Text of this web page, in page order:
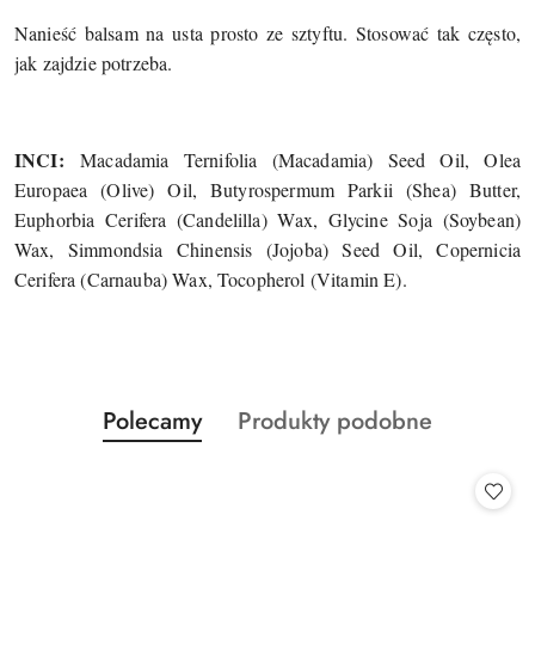
Nanieść balsam na usta prosto ze sztyftu. Stosować tak często,
jak zajdzie potrzeba.
INCI:
Macadamia Ternifolia (Macadamia) Seed Oil, Olea
Europaea (Olive) Oil, Butyrospermum Parkii (Shea) Butter,
Euphorbia Cerifera (Candelilla) Wax, Glycine Soja (Soybean)
Wax, Simmondsia Chinensis (Jojoba) Seed Oil, Copernicia
Cerifera (Carnauba) Wax, Tocopherol (Vitamin E).
Pomiń karuzelę produktów
Produkty
o
Polecamy
Produkty
Produkty podobne